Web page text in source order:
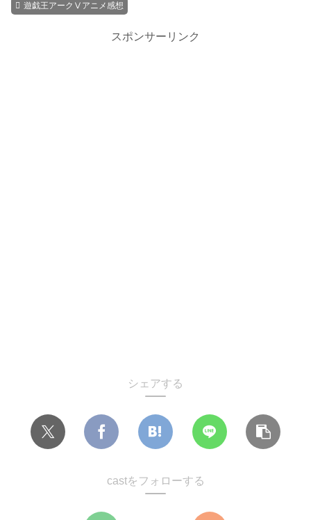
遊戯王アークⅤアニメ感想
スポンサーリンク
シェアする
castをフォローする